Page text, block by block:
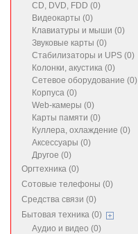
CD, DVD, FDD (0)
Видеокарты (0)
Клавиатуры и мыши (0)
Звуковые карты (0)
Стабилизаторы и UPS (0)
Колонки, акустика (0)
Сетевое оборудование (0)
Корпуса (0)
Web-камеры (0)
Карты памяти (0)
Куллера, охлаждение (0)
Аксессуары (0)
Другое (0)
Оргтехника (0)
Сотовые телефоны (0)
Средства связи (0)
Бытовая техника (0)
Аудио и видео (0)